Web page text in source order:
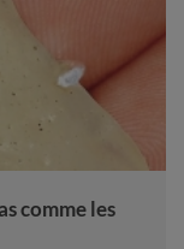
comme les